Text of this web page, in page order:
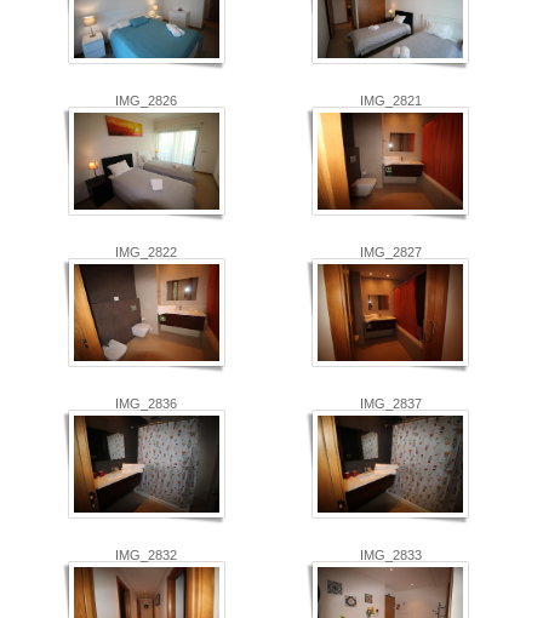
IMG_2826 IMG_2821
IMG_2822 IMG_2827
IMG_2836 IMG_2837
IMG_2832 IMG_2833